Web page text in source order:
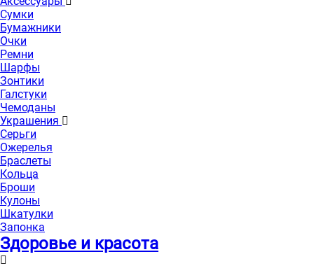
Сумки
Бумажники
Очки
Ремни
Шарфы
Зонтики
Галстуки
Чемоданы
Украшения
Серьги
Ожерелья
Браслеты
Кольца
Броши
Кулоны
Шкатулки
Запонка
Здоровье и красота